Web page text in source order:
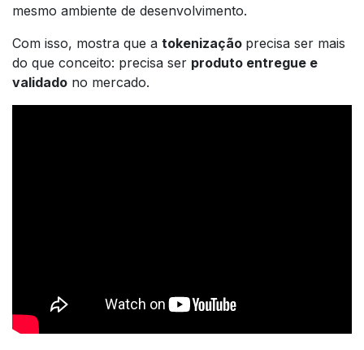
mesmo ambiente de desenvolvimento.
Com isso, mostra que a tokenização precisa ser mais
do que conceito: precisa ser produto entregue e
validado no mercado.